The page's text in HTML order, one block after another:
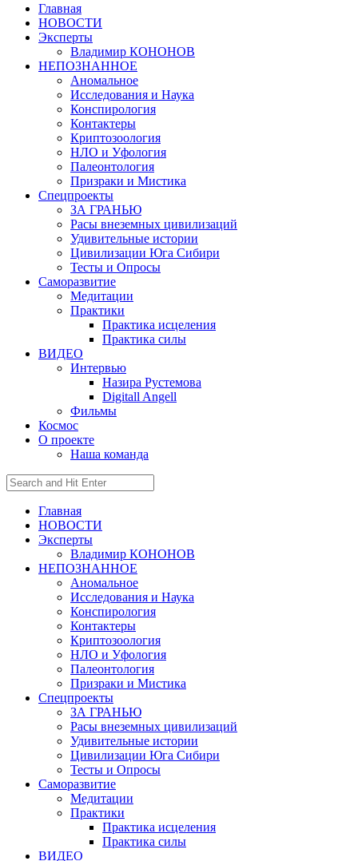
Главная
НОВОСТИ
Эксперты
Владимир КОНОНОВ
НЕПОЗНАННОЕ
Аномальное
Исследования и Наука
Конспирология
Контактеры
Криптозоология
НЛО и Уфология
Палеонтология
Призраки и Мистика
Спецпроекты
ЗА ГРАНЬЮ
Расы внеземных цивилизаций
Удивительные истории
Цивилизации Юга Сибири
Тесты и Опросы
Саморазвитие
Медитации
Практики
Практика исцеления
Практика силы
ВИДЕО
Интервью
Назира Рустемова
Digitall Angell
Фильмы
Космос
О проекте
Наша команда
Главная
НОВОСТИ
Эксперты
Владимир КОНОНОВ
НЕПОЗНАННОЕ
Аномальное
Исследования и Наука
Конспирология
Контактеры
Криптозоология
НЛО и Уфология
Палеонтология
Призраки и Мистика
Спецпроекты
ЗА ГРАНЬЮ
Расы внеземных цивилизаций
Удивительные истории
Цивилизации Юга Сибири
Тесты и Опросы
Саморазвитие
Медитации
Практики
Практика исцеления
Практика силы
ВИДЕО